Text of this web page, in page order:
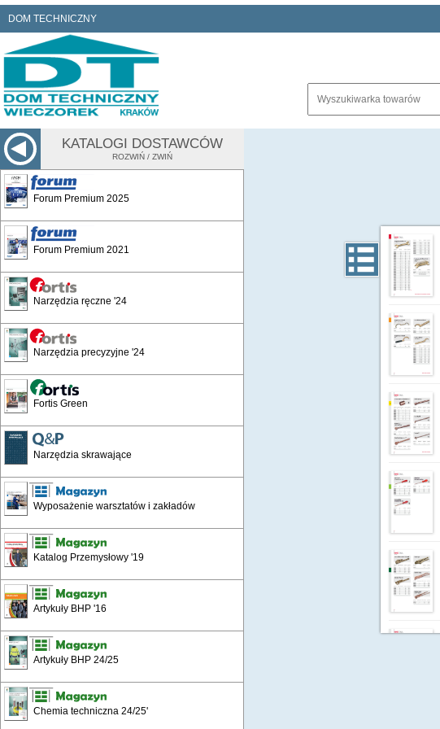
DOM TECHNICZNY
KATALOGI DOSTAWCÓW
ROZWIŃ / ZWIŃ
Forum Premium 2025
Forum Premium 2021
Narzędzia ręczne '24
Narzędzia precyzyjne '24
Fortis Green
Narzędzia skrawające
Wyposażenie warsztatów i zakładów
Katalog Przemysłowy '19
Artykuły BHP '16
Artykuły BHP 24/25
Chemia techniczna 24/25'